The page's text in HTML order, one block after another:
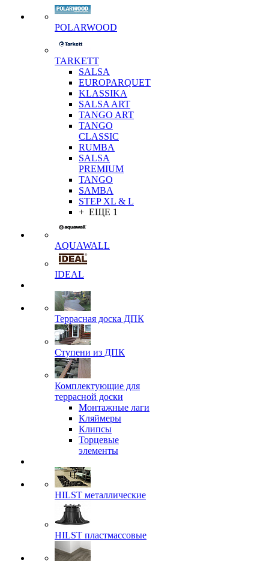
POLARWOOD
TARKETT
SALSA
EUROPARQUET
KLASSIKA
SALSA ART
TANGO ART
TANGO
CLASSIC
RUMBA
SALSA
PREMIUM
TANGO
SAMBA
STEP XL & L
+ ЕЩЕ 1
AQUAWALL
IDEAL
Террасная доска ДПК
Ступени из ДПК
Комплектующие для
террасной доски
Монтажные лаги
Кляймеры
Клипсы
Торцевые
элементы
HILST металлические
HILST пластмассовые